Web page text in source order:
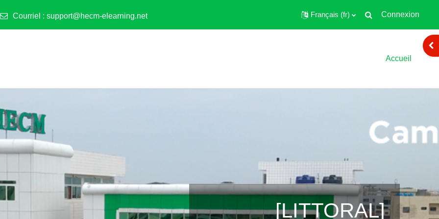
Courriel : support@hecm-elearning.net Français ‎(fr)‎
Toggle search input
Connexion
Accueil
[LITTORAL]